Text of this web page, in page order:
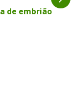
de embrião